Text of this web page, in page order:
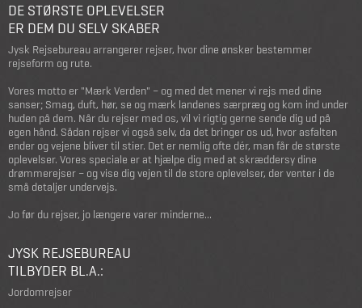
DE STØRSTE OPLEVELSER
ER DEM DU SELV SKABER
Jysk Rejsebureau arrangerer rejser, hvor dine ønsker bestemmer
rejseform og rute.
Vores motto er "Mærk Verden" – og med det mener vi rejs med dine
sanser; Smag, duft, hør, se og mærk landenes særpræg og kom ind under
huden på dem. Når du rejser med os, vil vi rigtig gerne sende dig ud på
egen hånd. Sådan rejser vi også selv, da det bringer os ud, hvor asfalten
ender og vejene bliver til stier. Det er nemlig ofte dér, man får de største
oplevelser. Vores speciale er at hjælpe dig med at skræddersy dine
drømmerejser – og vise dig vejen til de store oplevelser, der venter i de
små detaljer undervejs.
Jo før du rejser, jo længere varer minderne...
JYSK REJSEBUREAU
TILBYDER BL.A.:
Jordomrejser